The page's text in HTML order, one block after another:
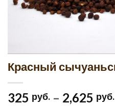
Красный
325 руб. – 2,625 руб.